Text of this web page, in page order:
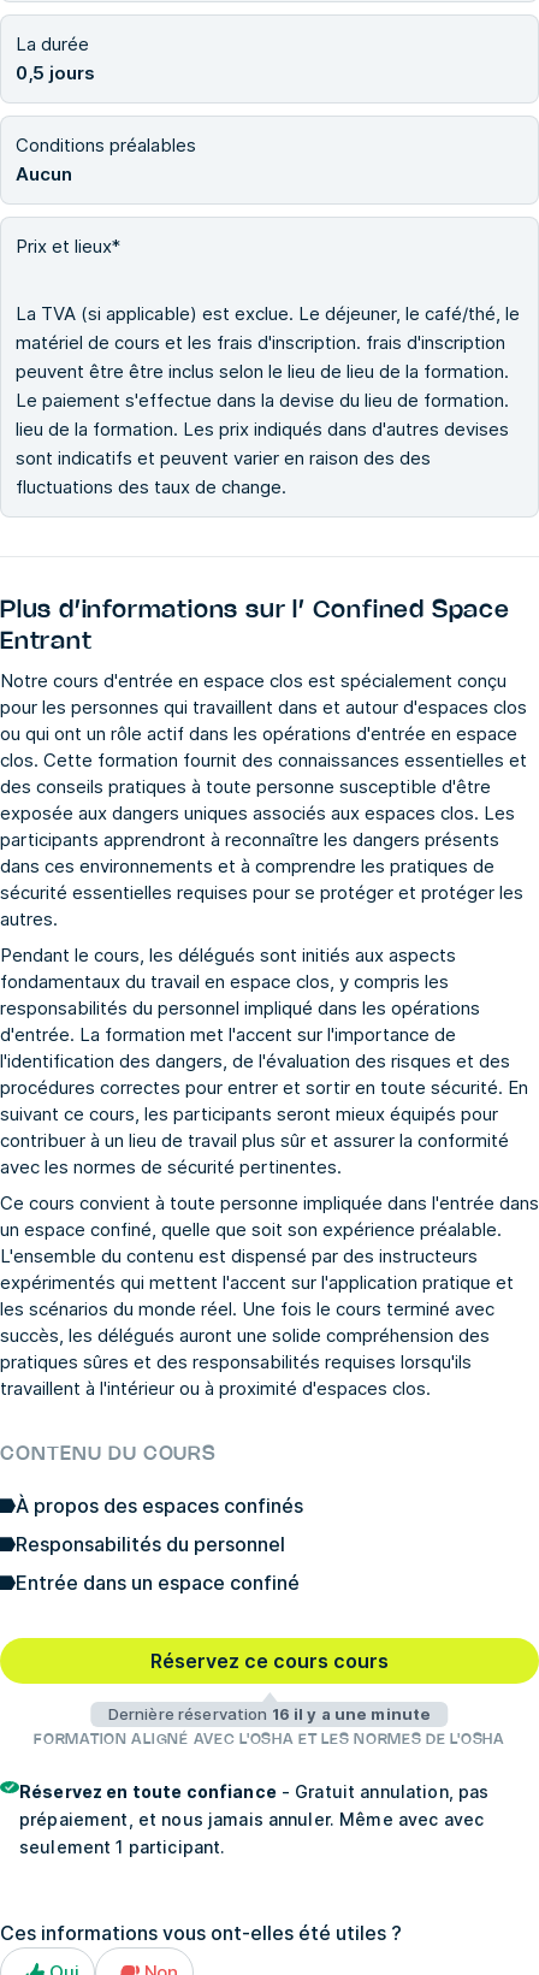
La durée
0,5 jours
Conditions préalables
Aucun
Prix et lieux*
La TVA (si applicable) est exclue. Le déjeuner, le café/thé, le
matériel de cours et les frais d'inscription. frais d'inscription
peuvent être être inclus selon le lieu de lieu de la formation.
Le paiement s'effectue dans la devise du lieu de formation.
lieu de la formation. Les prix indiqués dans d'autres devises
sont indicatifs et peuvent varier en raison des des
fluctuations des taux de change.
Plus d’informations sur l’ Confined Space
Entrant
Notre cours d'entrée en espace clos est spécialement conçu
pour les personnes qui travaillent dans et autour d'espaces clos
ou qui ont un rôle actif dans les opérations d'entrée en espace
clos. Cette formation fournit des connaissances essentielles et
des conseils pratiques à toute personne susceptible d'être
exposée aux dangers uniques associés aux espaces clos. Les
participants apprendront à reconnaître les dangers présents
dans ces environnements et à comprendre les pratiques de
sécurité essentielles requises pour se protéger et protéger les
autres.
Pendant le cours, les délégués sont initiés aux aspects
fondamentaux du travail en espace clos, y compris les
responsabilités du personnel impliqué dans les opérations
d'entrée. La formation met l'accent sur l'importance de
l'identification des dangers, de l'évaluation des risques et des
procédures correctes pour entrer et sortir en toute sécurité. En
suivant ce cours, les participants seront mieux équipés pour
contribuer à un lieu de travail plus sûr et assurer la conformité
avec les normes de sécurité pertinentes.
Ce cours convient à toute personne impliquée dans l'entrée dans
un espace confiné, quelle que soit son expérience préalable.
L'ensemble du contenu est dispensé par des instructeurs
expérimentés qui mettent l'accent sur l'application pratique et
les scénarios du monde réel. Une fois le cours terminé avec
succès, les délégués auront une solide compréhension des
pratiques sûres et des responsabilités requises lorsqu'ils
travaillent à l'intérieur ou à proximité d'espaces clos.
CONTENU DU COURS
À propos des espaces confinés
Responsabilités du personnel
Entrée dans un espace confiné
Réservez ce cours cours
Dernière réservation 16 il y a une minute
FORMATION ALIGNÉ AVEC L'OSHA ET LES NORMES DE L'OSHA
Réservez en toute confiance- Gratuit annulation, pas
prépaiement, et nous jamais annuler. Même avec avec
seulement 1 participant.
Ces informations vous ont-elles été utiles ?